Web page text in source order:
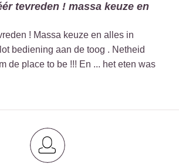
tevreden ! massa keuze en
! Massa keuze en alles in
bediening aan de toog . Netheid
de place to be !!! En ... het eten was